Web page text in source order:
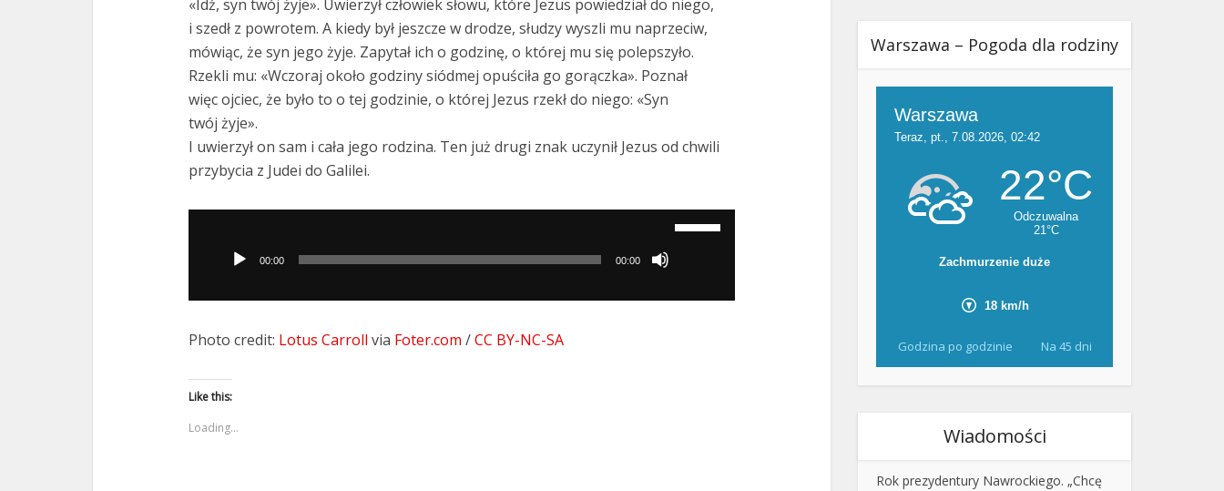
«Idź, syn twój żyje». Uwierzył człowiek słowu, które Jezus powiedział do niego,
i szedł z powrotem. A kiedy był jeszcze w drodze, słudzy wyszli mu naprzeciw,
mówiąc, że syn jego żyje. Zapytał ich o godzinę, o której mu się polepszyło.
Rzekli mu: «Wczoraj około godziny siódmej opuściła go gorączka». Poznał
więc ojciec, że było to o tej godzinie, o której Jezus rzekł do niego: «Syn
twój żyje».
I uwierzył on sam i cała jego rodzina. Ten już drugi znak uczynił Jezus od chwili
przybycia z Judei do Galilei.
dźwiękowych
00:00 00:00
Photo credit: Lotus Carroll via Foter.com /CC BY-NC-SA
Like this:
Loading...
Warszawa – Pogoda dla rodziny
Godzina po godzinie Na 45 dni
Wiadomości
Rok prezydentury Nawrockiego. „Chcę